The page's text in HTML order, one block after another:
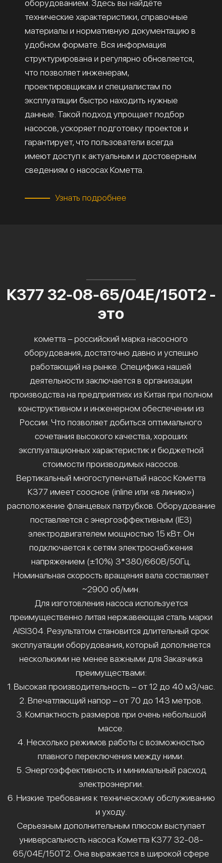
оборудованием. Здесь вы найдёте
технические характеристики, справочные
материалы и нормативную документацию в
удобном формате. Вся информация
структурирована и регулярно обновляется,
что позволяет инженерам,
проектировщикам и специалистам по
эксплуатации быстро находить нужные
данные. Такой подход упрощает подбор
насосов, ускоряет подготовку проектов и
гарантирует, что пользователи всегда
имеют доступ к актуальным и достоверным
сведениям о насосах Кометта.
Узнать подробнее
К377 32-08-65/04Е/150Т2 -
это
кометта – российский марка насосного
оборудования, достаточно давно и успешно
работающий на рынке. Специфика нашей
деятельности заключается в организации
производства на предприятиях из Китая при полном
конструктивном и инженерном обеспечении из
России. Что позволяет добиться оптимального
сочетания высокого качества, хороших
эксплуатационных характеристик и бюджетной
стоимости производимых насосов.
Вертикальный многоступенчатый насос Кометта
К377 имеет соосное (inline или «в линию»)
расположение фланцевых патрубков. Оборудование
поставляется с энергоэффективным (IE3)
электродвигателем мощностью 15 кВт. Он
подключается к сетям электроснабжения
напряжением (±10%) 3*380/660В/50Гц.
Номинальная скорость вращения вала составляет
~2900 об/мин.
Для изготовления насоса используется
преимущественно литая нержавеющая сталь марки
AISI304. Результатом становится длительный срок
эксплуатации оборудования, который дополняется
несколькими не менее важными для Заказчика
преимуществами:
1. Высокая производительность – от 12 до 40 м3/час.
2. Впечатляющий напор – от 70 до 143 метров.
3. Компактность размеров при очень небольшой
массе.
4. Несколько режимов работы с возможностью
плавного переключения между ними.
5. Энергоэффективность и минимальный расход
электроэнергии.
6. Низкие требования к техническому обслуживанию
и уходу.
Серьезным дополнительным плюсом выступает
универсальность насоса Кометта К377 32-08-
65/04Е/150Т2. Она выражается в широкой сфере